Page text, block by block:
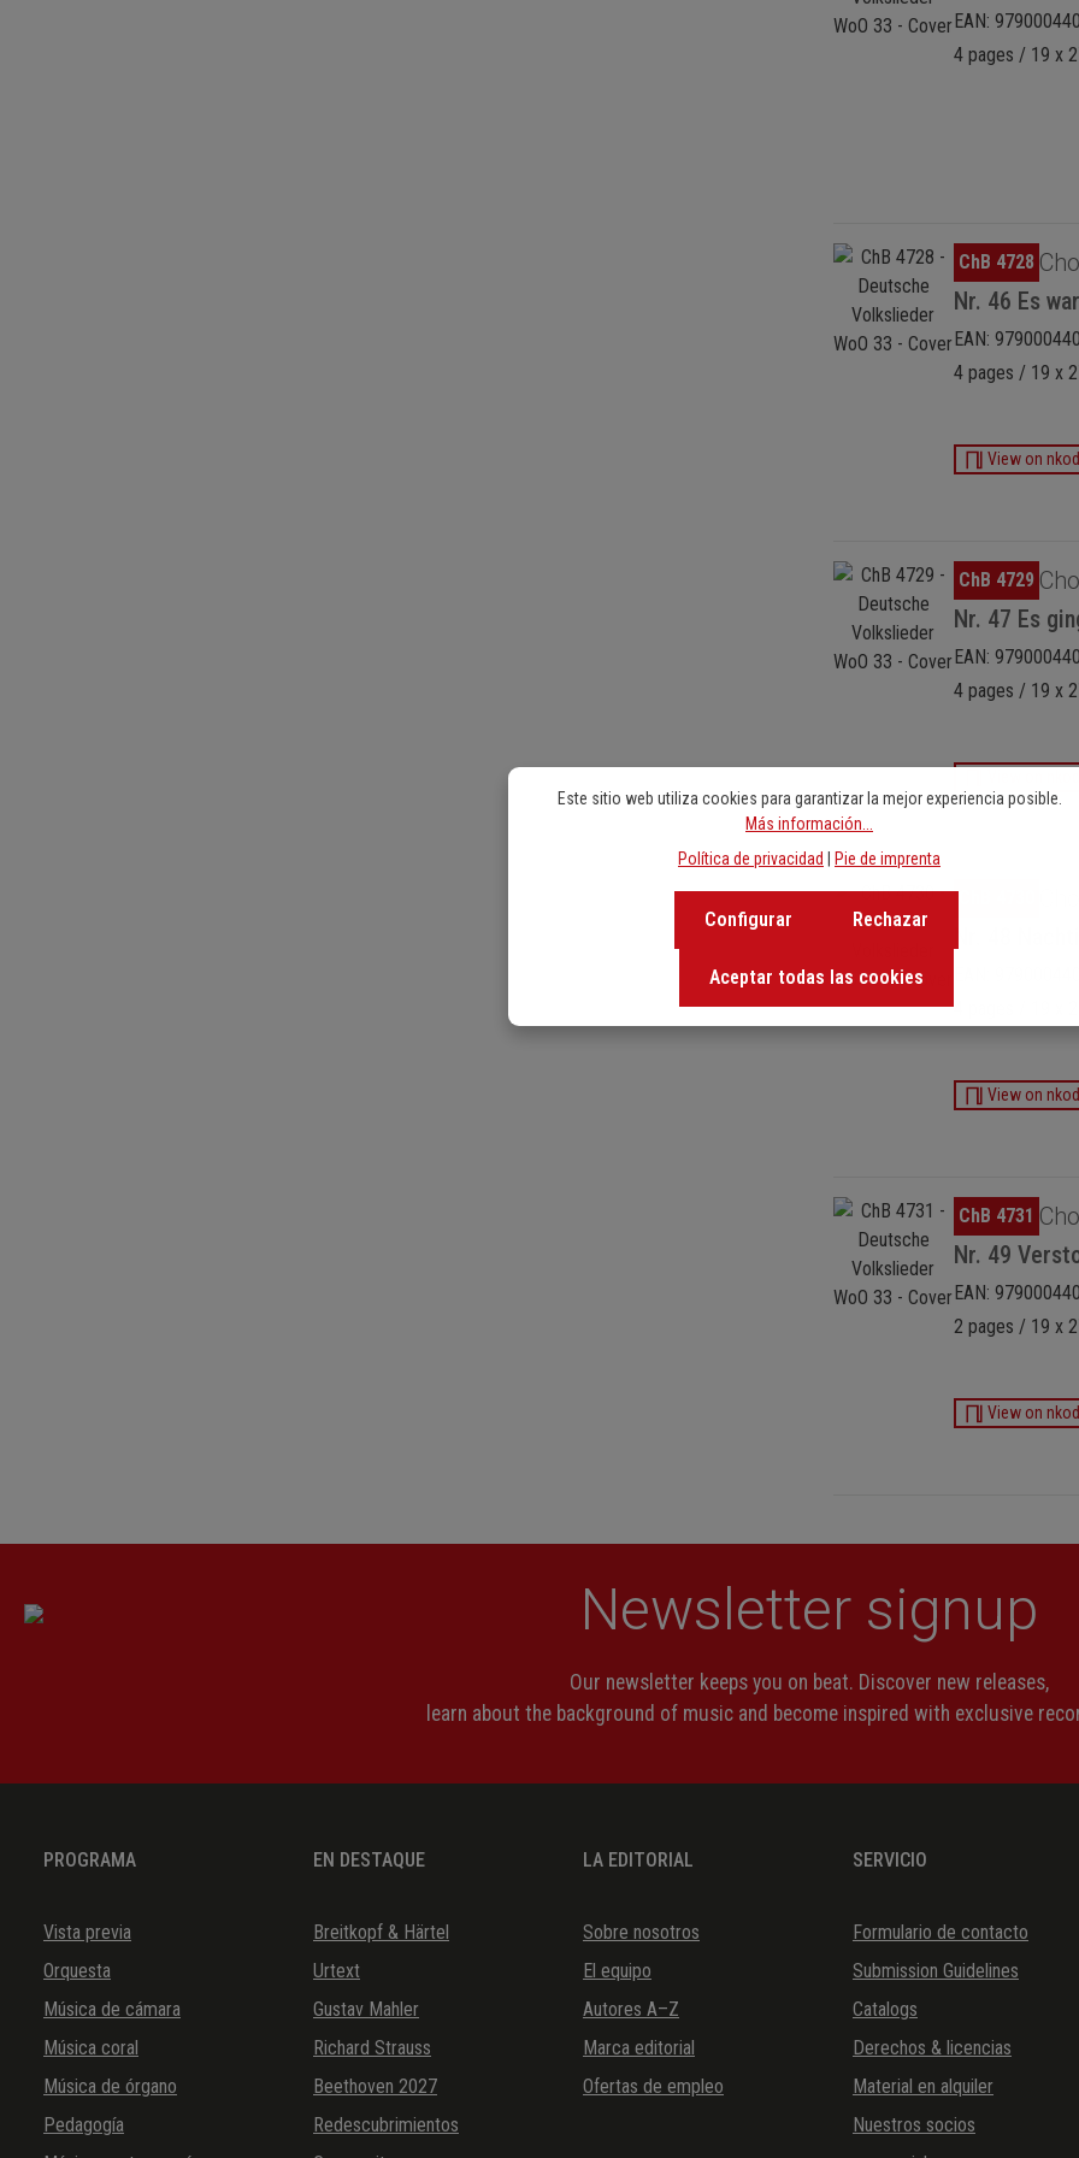
EAN:
4 pages / 19 x
Omitir galería de imágenes
ChB 4728
Nr. 46 Es
EAN:
4 pages / 19 x
View on
Omitir galería de imágenes
ChB 4729
Nr. 47 Es
EAN:
4 pages / 19 x
Omitir galería de imágenes
Nr. 48
EAN:
4 pages / 19 x
View on
Omitir galería de imágenes
ChB 4731
Nr. 49
EAN:
2 pages / 19 x
View on
Newsletter signup
Our newsletter keeps you on beat. Discover new releases,
learn about the background of music and become inspired with exclusive
PROGRAMA
Vista previa
Orquesta
Música de cámara
Música coral
Música de órgano
Pedagogía
EN DESTAQUE
Breitkopf & Härtel
Urtext
Gustav Mahler
Richard Strauss
Beethoven 2027
Redescubrimientos
LA EDITORIAL
Sobre nosotros
El equipo
Autores A–Z
Marca editorial
Ofertas de empleo
SERVICIO
Formulario de contacto
Submission Guidelines
Catalogs
Derechos & licencias
Material en alquiler
Nuestros socios
Este sitio web utiliza cookies para garantizar la mejor experiencia posible.
Más información...
Política de privacidad
Pie de imprenta
Rechazar
Configurar
Aceptar todas las cookies